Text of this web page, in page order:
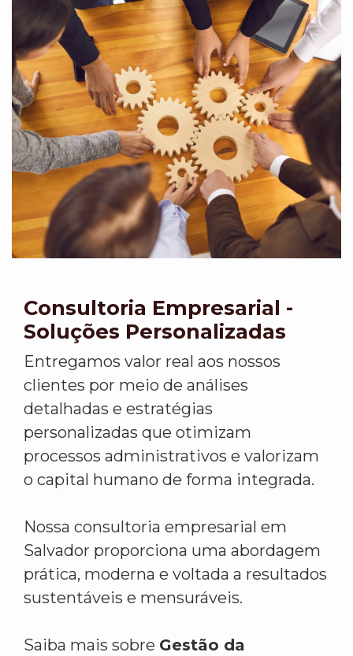
Consultoria Empresarial -
Soluções Personalizadas
Entregamos valor real aos nossos
clientes por meio de análises
detalhadas e estratégias
personalizadas que otimizam
processos administrativos e valorizam
o capital humano de forma integrada.
Nossa consultoria empresarial em
Salvador proporciona uma abordagem
prática, moderna e voltada a resultados
sustentáveis e mensuráveis.
Saiba mais sobre Gestão da